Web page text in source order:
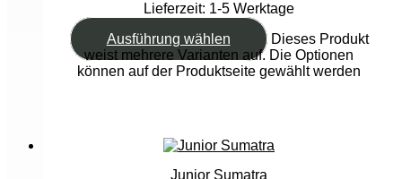
Lieferzeit: 1-5 Werktage
Ausführung wählen
Dieses Produkt
weist mehrere Varianten auf. Die Optionen
können auf der Produktseite gewählt werden
Junior Sumatra